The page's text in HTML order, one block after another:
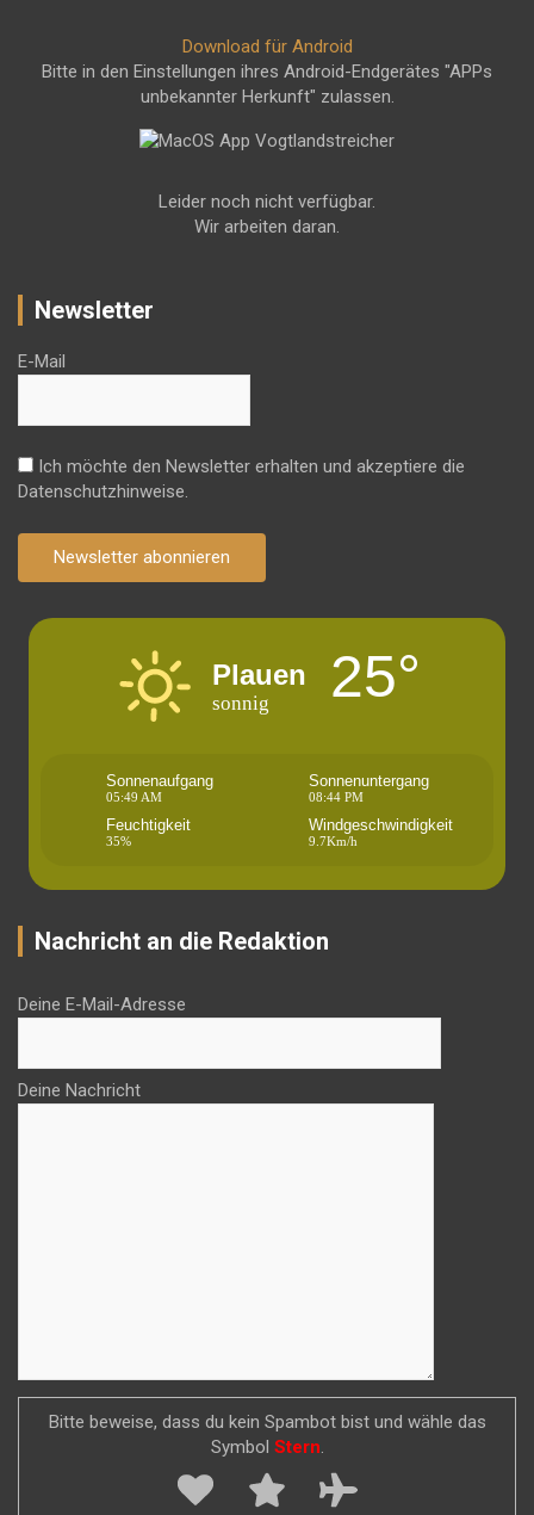
Download für Android
Bitte in den Einstellungen ihres Android-Endgerätes "APPs
unbekannter Herkunft" zulassen.
Leider noch nicht verfügbar.
Wir arbeiten daran.
Newsletter
E-Mail
Ich möchte den Newsletter erhalten und akzeptiere die
Datenschutzhinweise.
Newsletter abonnieren
Plauen
sonnig 25°
Sonnenaufgang
05:49 AM
Sonnenuntergang
08:44 PM
Feuchtigkeit
35%
Windgeschwindigkeit
9.7Km/h
Nachricht an die Redaktion
Deine E-Mail-Adresse
Deine Nachricht
Bitte beweise, dass du kein Spambot bist und wähle das
Symbol Stern.